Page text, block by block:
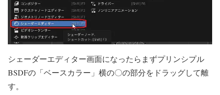
シェーダーエディター画面になったらまずプリンシプル
BSDFの「ベースカラー」横の〇の部分をドラッグして離
す。